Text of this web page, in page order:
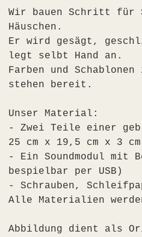
Wir bauen Schritt für
Häuschen.
Er wird gesägt,
legt selbt Hand an.
Farben und
stehen bereit.
Unser Material:
- Zwei Teile einer
25 cm x 19,5 cm x 3 cm
- Ein Soundmodul mit
bespielbar per USB)
- Schrauben,
Alle Materialien
Abbildung dient als